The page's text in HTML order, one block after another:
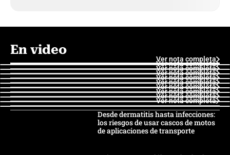
En video
Ver nota completa
Ver nota completa
Ver nota completa
Ver nota completa
Ver nota completa
Ver nota completa
Ver nota completa
Ver nota completa
Ver nota completa
Ver nota completa
Desde dermatitis hasta infecciones:
los riesgos de usar cascos de motos
de aplicaciones de transporte